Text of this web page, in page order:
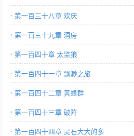
第一百三十八章 欢庆
第一百三十九章 洞房
第一百四十章 太监狼
第一百四十一章 飘渺之旅
第一百四十二章 黄蜂群
第一百四十三章 破阵
第一百四十四章 灵石大大的多